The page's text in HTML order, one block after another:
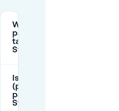
Wat zijn de
parkeertijden en
tarieven in
Staatsliedenwijk?
Is er blauwe zone
(parkeerschijf)
parkeren in
Staatsliedenwijk?